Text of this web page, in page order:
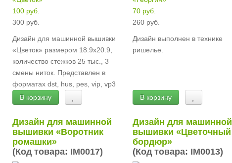
100 руб.
300 руб.
Дизайн для машинной вышивки
«Цветок» размером 18.9х20.9,
количество стежков 25 тыс., 3
смены ниток. Представлен в
форматах dst, hus, pes, vip, vp3
В корзину
70 руб.
260 руб.
Дизайн выполнен в технике
ришелье.
В корзину
Дизайн для машинной
вышивки «Воротник
ромашки»
(Код товара: IM0017)
Дизайн для машинной
вышивки «Цветочный
бордюр»
(Код товара: IM0013)